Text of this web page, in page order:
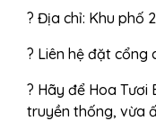
? Địa chỉ: Khu phố
? Liên hệ đặt cổng
? Hãy để Hoa
truyền thống, vừa